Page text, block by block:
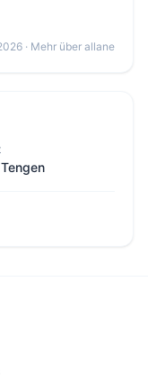
· Mehr über allane